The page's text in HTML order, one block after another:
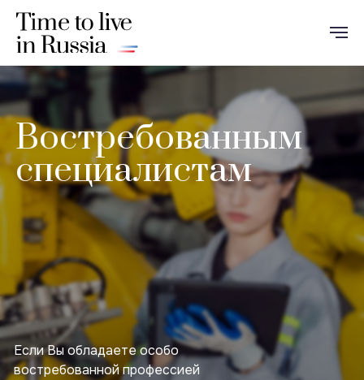
Востребованным
специалистам
Если Вы обладаете особо
востребованной профессией